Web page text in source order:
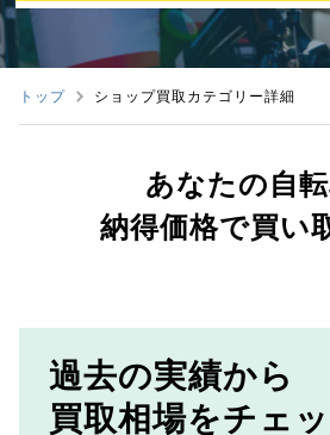
トップ ショップ買取カテゴリー詳細
あなたの自転
納得価格で買い
過去の実績から
買取相場をチェ